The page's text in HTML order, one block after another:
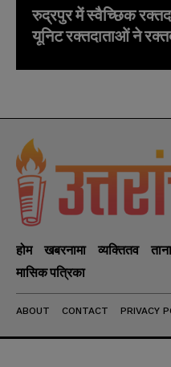
रुद्रपुर में स्वैच्छिक
यूनिट रक्तदाताओं ने
होम खबरनामा व्यक्तितव
मासिक पत्रिका
ABOUT CONTACT PRIVACY